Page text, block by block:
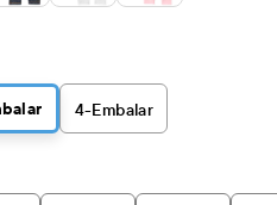
4-Embalar